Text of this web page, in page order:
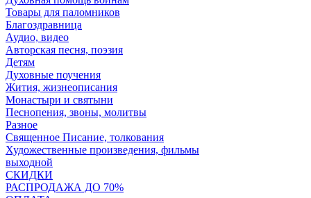
Товары для паломников
Благоздравница
Аудио, видео
Авторская песня, поэзия
Детям
Духовные поучения
Жития, жизнеописания
Монастыри и святыни
Песнопения, звоны, молитвы
Разное
Священное Писание, толкования
Художественные произведения, фильмы
выходной
СКИДКИ
РАСПРОДАЖА ДО 70%